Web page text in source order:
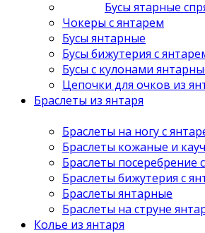
Бусы ятарные
Чокеры с янтарем
Бусы янтарные
Бусы бижутерия с
Бусы с кулонами
Цепочки для очков из
Браслеты из янтаря
Браслеты на ногу с
Браслеты кожаные и
Браслеты посеребрение
Браслеты бижутерия с
Браслеты янтарные
Браслеты на струне
Колье из янтаря